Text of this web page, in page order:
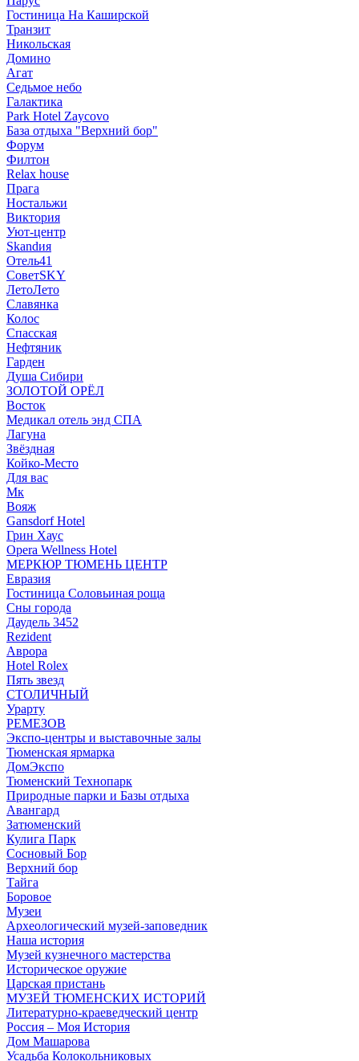
Гостиница На Каширской
Транзит
Никольская
Домино
Агат
Седьмое небо
Галактика
Park Hotel Zaycovo
База отдыха "Верхний бор"
Форум
Филтон
Relax house
Прага
Ностальжи
Виктория
Уют-центр
Skandия
Отель41
СоветSKY
ЛетоЛето
Славянка
Колос
Спасская
Нефтяник
Гарден
Душа Сибири
ЗОЛОТОЙ ОРЁЛ
Восток
Медикал отель энд СПА
Лагуна
Звёздная
Койко-Место
Для вас
Мк
Вояж
Gansdorf Hotel
Грин Хаус
Opera Wellness Hotel
МЕРКЮР ТЮМЕНЬ ЦЕНТР
Евразия
Гостиница Соловьиная роща
Сны города
Даудель 3452
Rezident
Аврора
Hotel Rolex
Пять звезд
СТОЛИЧНЫЙ
Урарту
РЕМЕЗОВ
Экспо-центры и выставочные залы
Тюменская ярмарка
ДомЭкспо
Тюменский Технопарк
Природные парки и Базы отдыха
Авангард
Затюменский
Кулига Парк
Сосновый Бор
Верхний бор
Тайга
Боровое
Музеи
Археологический музей-заповедник
Наша история
Музей кузнечного мастерства
Историческое оружие
Царская пристань
МУЗЕЙ ТЮМЕНСКИХ ИСТОРИЙ
Литературно-краеведческий центр
Россия – Моя История
Дом Машарова
Усадьба Колокольниковых